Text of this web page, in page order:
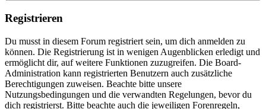
Registrieren
Du musst in diesem Forum registriert sein, um dich anmelden zu
können. Die Registrierung ist in wenigen Augenblicken erledigt und
ermöglicht dir, auf weitere Funktionen zuzugreifen. Die Board-
Administration kann registrierten Benutzern auch zusätzliche
Berechtigungen zuweisen. Beachte bitte unsere
Nutzungsbedingungen und die verwandten Regelungen, bevor du
dich registrierst. Bitte beachte auch die jeweiligen Forenregeln,